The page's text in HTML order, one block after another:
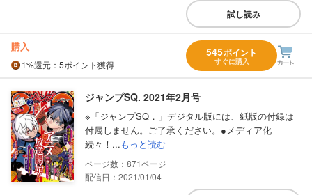
試し読み
購入
1%還元 ：5ポイント獲得
545ポイント
すぐに購入
ジャンプSQ. 2021年2月号
※「ジャンプSQ．」デジタル版には、紙版の付録は
付属しません。ご了承ください。●メディア化
続々！...もっと読む
871
配信日：2021/01/04